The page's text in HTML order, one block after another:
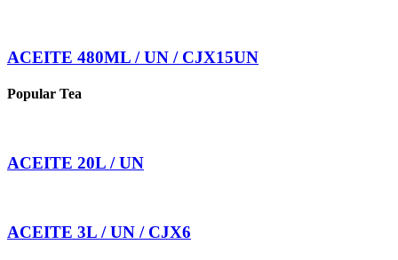
ACEITE 480ML / UN / CJX15UN
Popular Tea
ACEITE 20L / UN
ACEITE 3L / UN / CJX6